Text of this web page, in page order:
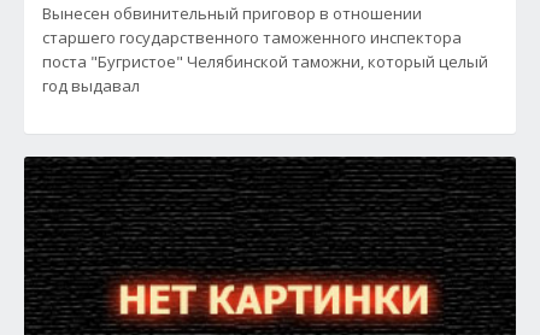
Вынесен обвинительный приговор в отношении
старшего государственного таможенного инспектора
поста "Бугристое" Челябинской таможни, который целый
год выдавал